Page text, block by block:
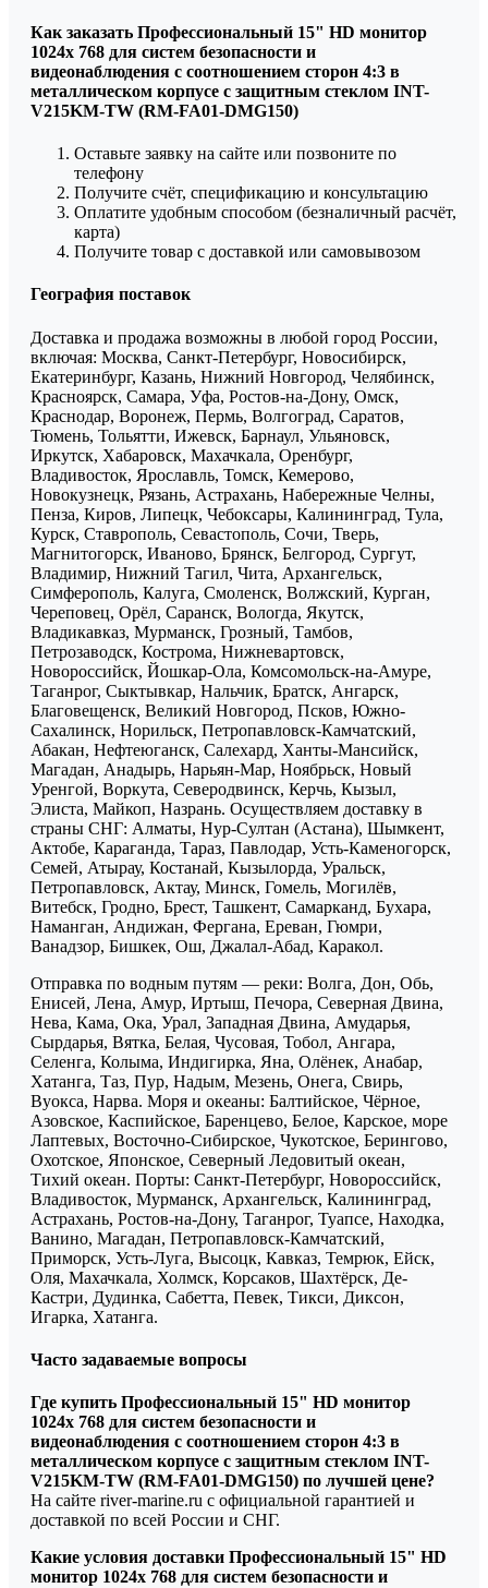
Как заказать Профессиональный 15" HD монитор
1024х 768 для систем безопасности и
видеонаблюдения с соотношением сторон 4:3 в
металлическом корпусе с защитным стеклом INT-
V215KM-TW (RM-FA01-DMG150)
Оставьте заявку на сайте или позвоните по
телефону
Получите счёт, спецификацию и консультацию
Оплатите удобным способом (безналичный расчёт,
карта)
Получите товар с доставкой или самовывозом
География поставок
Доставка и продажа возможны в любой город России,
включая: Москва, Санкт-Петербург, Новосибирск,
Екатеринбург, Казань, Нижний Новгород, Челябинск,
Красноярск, Самара, Уфа, Ростов-на-Дону, Омск,
Краснодар, Воронеж, Пермь, Волгоград, Саратов,
Тюмень, Тольятти, Ижевск, Барнаул, Ульяновск,
Иркутск, Хабаровск, Махачкала, Оренбург,
Владивосток, Ярославль, Томск, Кемерово,
Новокузнецк, Рязань, Астрахань, Набережные Челны,
Пенза, Киров, Липецк, Чебоксары, Калининград, Тула,
Курск, Ставрополь, Севастополь, Сочи, Тверь,
Магнитогорск, Иваново, Брянск, Белгород, Сургут,
Владимир, Нижний Тагил, Чита, Архангельск,
Симферополь, Калуга, Смоленск, Волжский, Курган,
Череповец, Орёл, Саранск, Вологда, Якутск,
Владикавказ, Мурманск, Грозный, Тамбов,
Петрозаводск, Кострома, Нижневартовск,
Новороссийск, Йошкар-Ола, Комсомольск-на-Амуре,
Таганрог, Сыктывкар, Нальчик, Братск, Ангарск,
Благовещенск, Великий Новгород, Псков, Южно-
Сахалинск, Норильск, Петропавловск-Камчатский,
Абакан, Нефтеюганск, Салехард, Ханты-Мансийск,
Магадан, Анадырь, Нарьян-Мар, Ноябрьск, Новый
Уренгой, Воркута, Северодвинск, Керчь, Кызыл,
Элиста, Майкоп, Назрань. Осуществляем доставку в
страны СНГ: Алматы, Нур-Султан (Астана), Шымкент,
Актобе, Караганда, Тараз, Павлодар, Усть-Каменогорск,
Семей, Атырау, Костанай, Кызылорда, Уральск,
Петропавловск, Актау, Минск, Гомель, Могилёв,
Витебск, Гродно, Брест, Ташкент, Самарканд, Бухара,
Наманган, Андижан, Фергана, Ереван, Гюмри,
Ванадзор, Бишкек, Ош, Джалал-Абад, Каракол.
Отправка по водным путям — реки: Волга, Дон, Обь,
Енисей, Лена, Амур, Иртыш, Печора, Северная Двина,
Нева, Кама, Ока, Урал, Западная Двина, Амударья,
Сырдарья, Вятка, Белая, Чусовая, Тобол, Ангара,
Селенга, Колыма, Индигирка, Яна, Олёнек, Анабар,
Хатанга, Таз, Пур, Надым, Мезень, Онега, Свирь,
Вуокса, Нарва. Моря и океаны: Балтийское, Чёрное,
Азовское, Каспийское, Баренцево, Белое, Карское, море
Лаптевых, Восточно-Сибирское, Чукотское, Берингово,
Охотское, Японское, Северный Ледовитый океан,
Тихий океан. Порты: Санкт-Петербург, Новороссийск,
Владивосток, Мурманск, Архангельск, Калининград,
Астрахань, Ростов-на-Дону, Таганрог, Туапсе, Находка,
Ванино, Магадан, Петропавловск-Камчатский,
Приморск, Усть-Луга, Высоцк, Кавказ, Темрюк, Ейск,
Оля, Махачкала, Холмск, Корсаков, Шахтёрск, Де-
Кастри, Дудинка, Сабетта, Певек, Тикси, Диксон,
Игарка, Хатанга.
Часто задаваемые вопросы
Где купить Профессиональный 15" HD монитор
1024х 768 для систем безопасности и
видеонаблюдения с соотношением сторон 4:3 в
металлическом корпусе с защитным стеклом INT-
V215KM-TW (RM-FA01-DMG150) по лучшей цене?
На сайте river-marine.ru с официальной гарантией и
доставкой по всей России и СНГ.
Какие условия доставки Профессиональный 15" HD
монитор 1024х 768 для систем безопасности и